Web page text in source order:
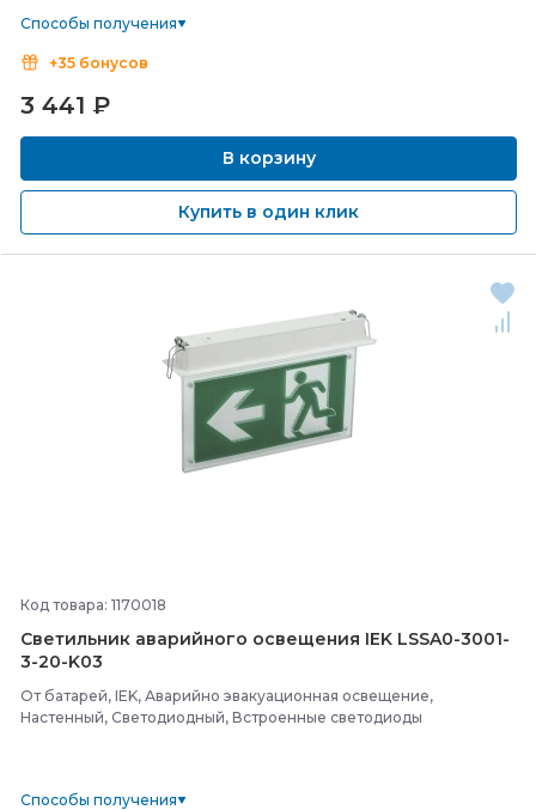
Способы получения
+35 бонусов
3 441 ₽
В корзину
Купить в один клик
Код товара: 1170018
Светильник аварийного освещения IEK LSSA0-3001-
3-20-K03
От батарей, IEK, Аварийно эвакуационная освещение,
Настенный, Светодиодный, Встроенные светодиоды
Способы получения